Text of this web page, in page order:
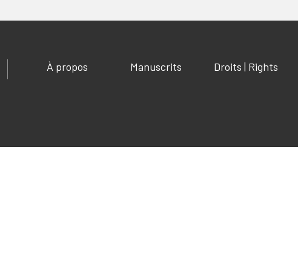
À propos Manuscrits Droits | Rights